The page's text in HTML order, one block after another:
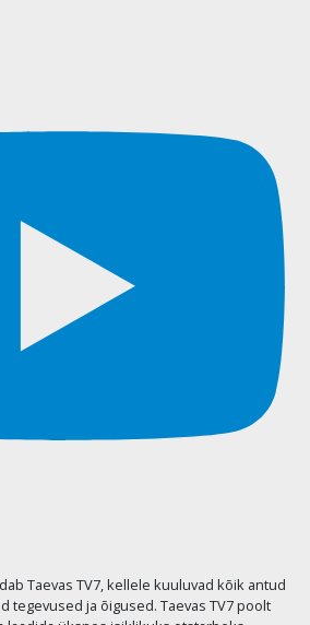
Taevas TV7, kellele kuuluvad kõik antud
tegevused ja õigused. Taevas TV7 poolt